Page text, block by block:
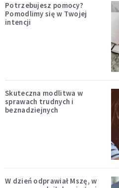
Potrzebujesz pomocy?
Pomodlimy się w Twojej
intencji
Skuteczna modlitwa w
sprawach trudnych i
beznadziejnych
W dzień odprawiał Mszę, w